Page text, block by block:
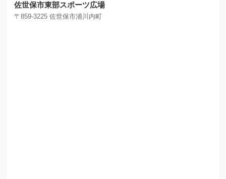
佐世保市東部スポーツ広場
〒859-3225 佐世保市浦川内町